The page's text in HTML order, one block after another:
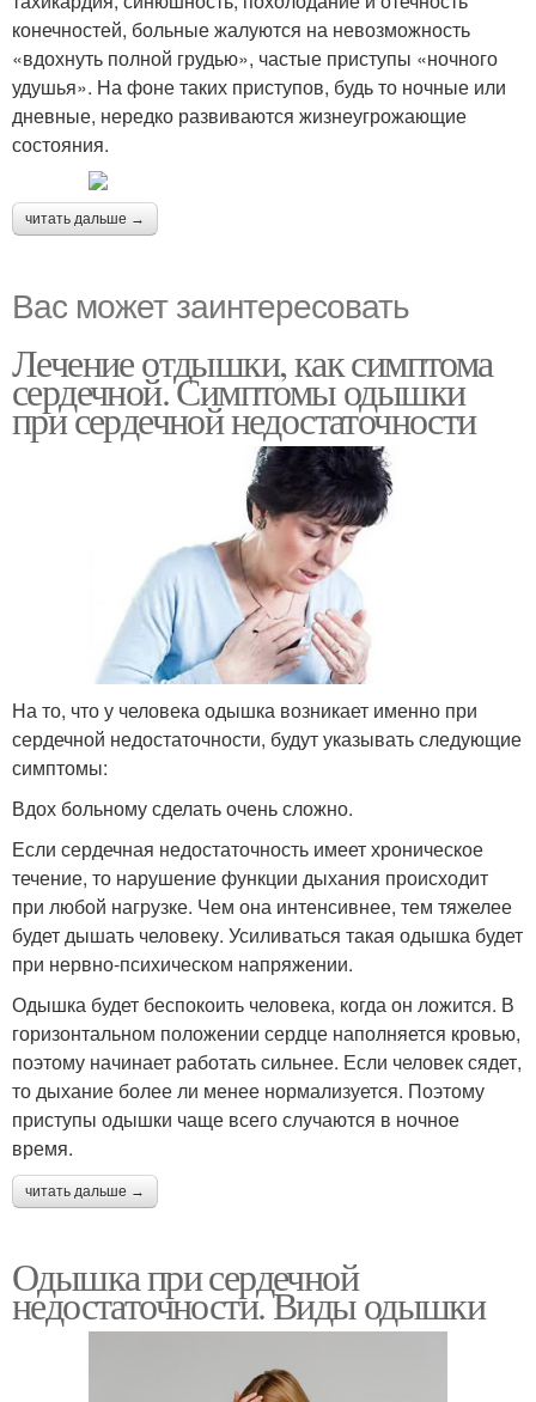
конечностей, больные жалуются на невозможность
«вдохнуть полной грудью», частые приступы «ночного
удушья». На фоне таких приступов, будь то ночные или
дневные, нередко развиваются жизнеугрожающие
состояния.
читать дальше →
Вас может заинтересовать
Лечение отдышки, как симптома
сердечной. Симптомы одышки
при сердечной недостаточности
На то, что у человека одышка возникает именно при
сердечной недостаточности, будут указывать следующие
симптомы:
Вдох больному сделать очень сложно.
Если сердечная недостаточность имеет хроническое
течение, то нарушение функции дыхания происходит
при любой нагрузке. Чем она интенсивнее, тем тяжелее
будет дышать человеку. Усиливаться такая одышка будет
при нервно-психическом напряжении.
Одышка будет беспокоить человека, когда он ложится. В
горизонтальном положении сердце наполняется кровью,
поэтому начинает работать сильнее. Если человек сядет,
то дыхание более ли менее нормализуется. Поэтому
приступы одышки чаще всего случаются в ночное
время.
читать дальше →
Одышка при сердечной
недостаточности. Виды одышки